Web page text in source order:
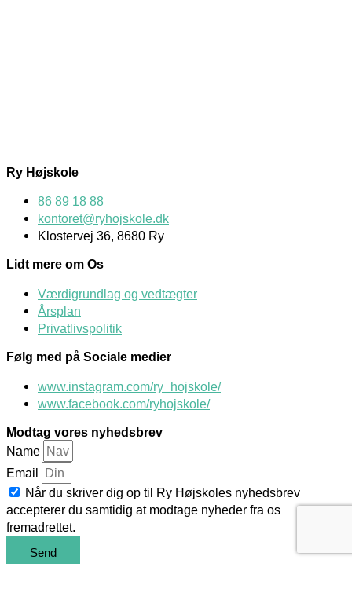
Ry Højskole
86 89 18 88
kontoret@ryhojskole.dk
Klostervej 36, 8680 Ry
Lidt mere om Os
Værdigrundlag og vedtægter
Årsplan
Privatlivspolitik
Følg med på Sociale medier
www.instagram.com/ry_hojskole/
www.facebook.com/ryhojskole/
Modtag vores nyhedsbrev
Name
Email
Når du skriver dig op til Ry Højskoles nyhedsbrev
accepterer du samtidig at modtage nyheder fra os
fremadrettet.
Send